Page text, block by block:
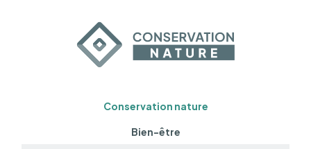
Conservation nature
Bien-être